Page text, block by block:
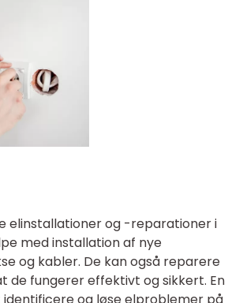
elinstallationer og -reparationer i
med installation af nye
og kabler. De kan også reparere
de fungerer effektivt og sikkert. En